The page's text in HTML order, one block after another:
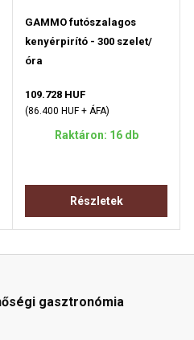
GAMMO futószalagos
kenyérpirító - 300 szelet/
óra
109.728 HUF
(86.400 HUF + ÁFA)
Raktáron: 16 db
Részletek
gasztronómia